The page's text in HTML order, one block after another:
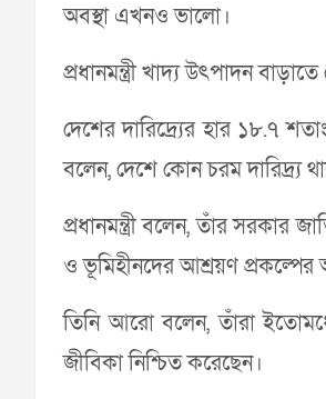
অবস্থা এখনও ভালো।
প্রধানমন্ত্রী খাদ্য উৎপাদন
দেশের দারিদ্র্যের হার ১৮.৭
বলেন, দেশে কোন চরম দারিদ্র্য
প্রধানমন্ত্রী বলেন, তাঁর সরকার
ও ভূমিহীনদের আশ্রয়ণ
তিনি আরো বলেন, তাঁরা
জীবিকা নিশ্চিত করেছেন।